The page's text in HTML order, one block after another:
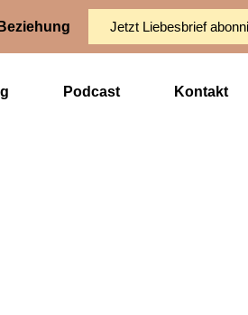
Jetzt Liebesbrief
Podcast Kontakt